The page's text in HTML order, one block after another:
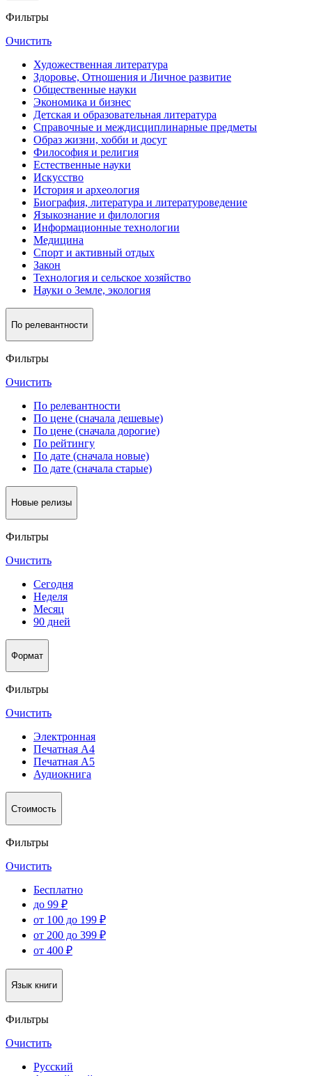
Фильтры
Очистить
Художественная литература
Здоровье, Отношения и Личное развитие
Общественные науки
Экономика и бизнес
Детская и образовательная литература
Справочные и междисциплинарные предметы
Образ жизни, хобби и досуг
Философия и религия
Естественные науки
Искусство
История и археология
Биография, литература и литературоведение
Языкознание и филология
Информационные технологии
Медицина
Спорт и активный oтдых
Закон
Технология и сельское хозяйство
Науки о Земле, экология
По релевантности
Фильтры
Очистить
По релевантности
По цене (сначала дешевые)
По цене (сначала дорогие)
По рейтингу
По дате (сначала новые)
По дате (сначала старые)
Новые релизы
Фильтры
Очистить
Сегодня
Неделя
Месяц
90 дней
Формат
Фильтры
Очистить
Электронная
Печатная А4
Печатная А5
Аудиокнига
Стоимость
Фильтры
Очистить
Бесплатно
до 99 ₽
от 100 до 199 ₽
от 200 до 399 ₽
от 400 ₽
Язык книги
Фильтры
Очистить
Русский